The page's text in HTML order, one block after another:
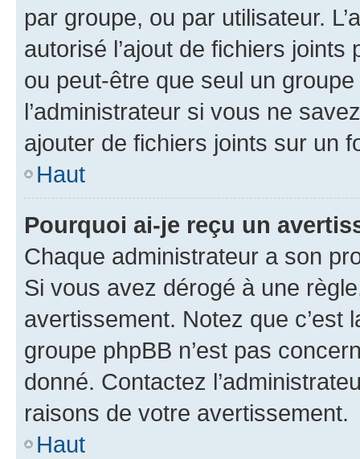
par groupe, ou par utilisateur.
autorisé l’ajout de fichiers
ou peut-être que seul un
l’administrateur si vous ne
ajouter de fichiers joints sur un
Haut
Pourquoi ai-je reçu un
Chaque administrateur a son
Si vous avez dérogé à une
avertissement. Notez que c’est
groupe phpBB n’est pas
donné. Contactez
raisons de votre avertissement.
Haut